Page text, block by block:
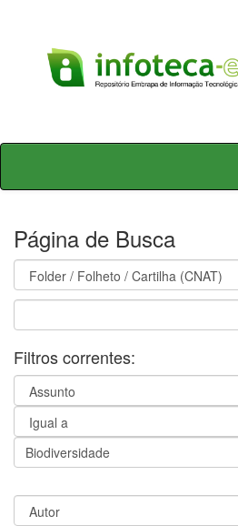
Skip
Página de Busca
Filtros correntes: